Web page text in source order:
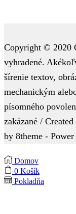
Copyright © 2020
vyhradené.
šírenie textov,
mechanickým
písomného
zakázané /
by 8theme -
Domov
0 Košík
Pokladňa